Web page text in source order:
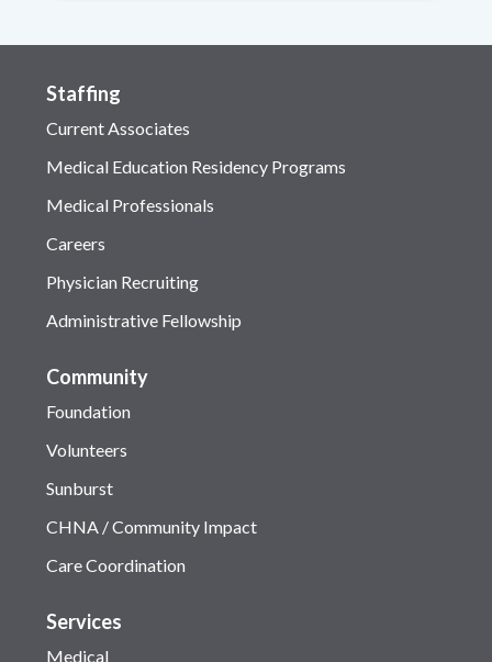
Staffing
Current Associates
Medical Education Residency Programs
Medical Professionals
Careers
Physician Recruiting
Administrative Fellowship
Community
Foundation
Volunteers
Sunburst
CHNA / Community Impact
Care Coordination
Services
Medical